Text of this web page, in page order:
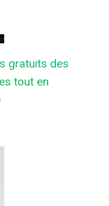
gratuits des
tout en